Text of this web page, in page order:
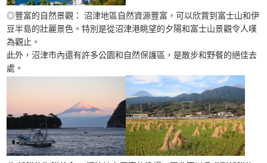
◎豐富的自然景觀： 沼津地區自然資源豐富，可以欣賞到富士山和伊
豆半島的壯麗景色。特別是從沼津港眺望的夕陽和富士山景觀令人嘆
為觀止。
此外，沼津市內還有許多公園和自然保護區，是散步和野餐的絕佳去
處。